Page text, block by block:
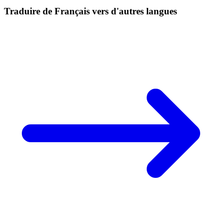
Traduire de Français vers d'autres langues